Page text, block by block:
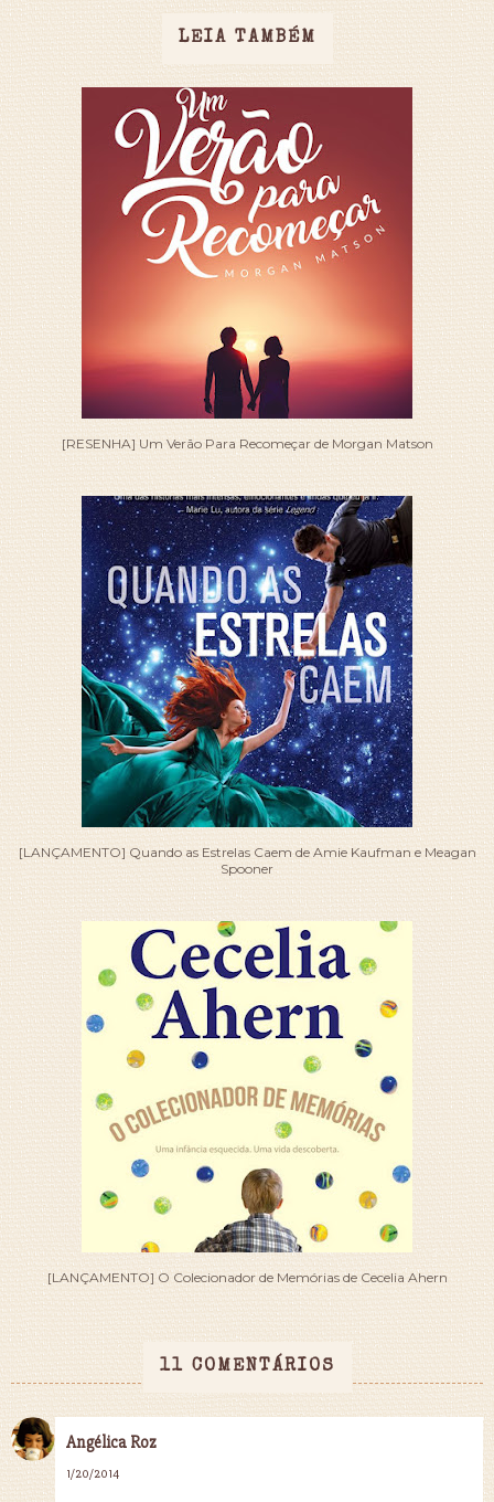
LEIA TAMBÉM
[RESENHA] Um Verão Para Recomeçar de Morgan Matson
[LANÇAMENTO] Quando as Estrelas Caem de Amie Kaufman e Meagan
Spooner
[LANÇAMENTO] O Colecionador de Memórias de Cecelia Ahern
11 COMENTÁRIOS
Angélica Roz
1/20/2014